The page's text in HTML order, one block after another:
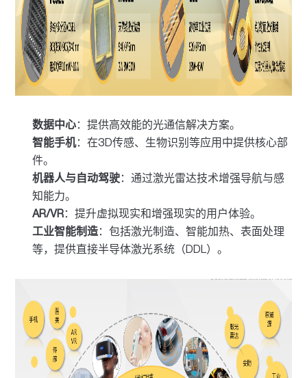
数据中心：提供高效能的光通信解决方案。
智能手机：在3D传感、生物识别等应用中提供核心部
件。
机器人与自动驾驶：通过激光雷达技术增强导航与感
知能力。
AR/VR：提升虚拟现实和增强现实的用户体验。
工业智能制造：包括激光制造、智能加热、表面处理
等，提供直接半导体激光系统（DDL）。